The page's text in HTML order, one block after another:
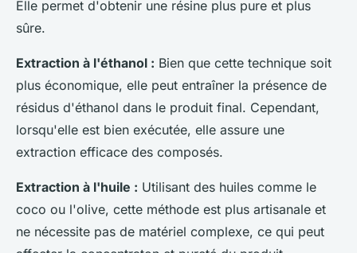
Elle permet d'obtenir une résine plus pure et plus
sûre.
Extraction à l'éthanol : Bien que cette technique soit
plus économique, elle peut entraîner la présence de
résidus d'éthanol dans le produit final. Cependant,
lorsqu'elle est bien exécutée, elle assure une
extraction efficace des composés.
Extraction à l'huile : Utilisant des huiles comme le
coco ou l'olive, cette méthode est plus artisanale et
ne nécessite pas de matériel complexe, ce qui peut